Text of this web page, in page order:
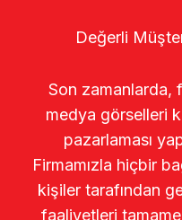
Değerli
Son zamanlarda,
medya görselleri
pazarlaması
Firmamızla hiçbir
kişiler tarafından
faaliyetleri tamamen